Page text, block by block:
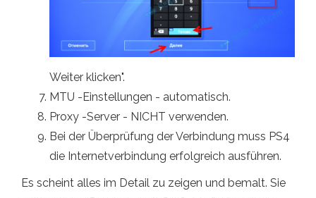
Weiter klicken".
MTU -Einstellungen - automatisch.
Proxy -Server - NICHT verwenden.
Bei der Überprüfung der Verbindung muss PS4
die Internetverbindung erfolgreich ausführen.
Es scheint alles im Detail zu zeigen und bemalt. Sie